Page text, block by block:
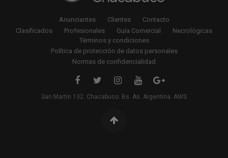
Anunciantes Clientes
Contacto
Clasificados
Profesionales Guía Comercial
Necrológicas
Términos y condiciones
Política de protección de datos personales
Normas de confidencialidad
San Martin 132. Chacabuco. Bs. As. Argentina. AWS